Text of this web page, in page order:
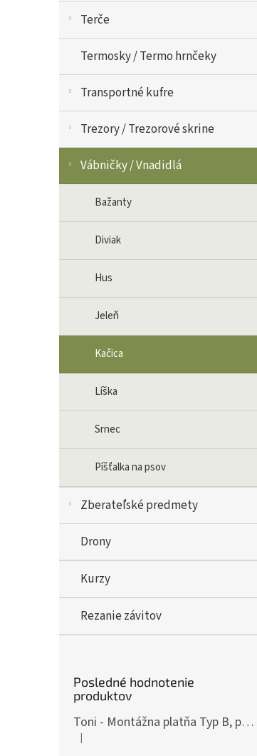
Terče
Termosky / Termo hrnčeky
Transportné kufre
Trezory / Trezorové skrine
Vábničky / Vnadidlá
Bažanty
Diviak
Hus
Jeleň
Kačica
Líška
Srnec
Píšťalka na psov
Zberateľské predmety
Drony
Kurzy
Rezanie závitov
Posledné hodnotenie
produktov
Toni - Montážna platňa Typ B, pre ČZ P-10, Art.: OPXCZP10B
Hodnotenie produktu je 5 z 5 hviezdičiek.
|